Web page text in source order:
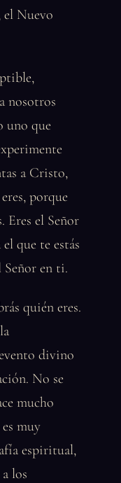
el Nuevo
nosotros
uno que
a Cristo,
porque
Eres el Señor
que te estás
Señor en ti.
quién eres.
divino
No se
mucho
muy
espiritual,
los